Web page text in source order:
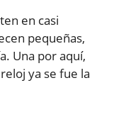
en casi
pequeñas,
Una por aquí,
ya se fue la